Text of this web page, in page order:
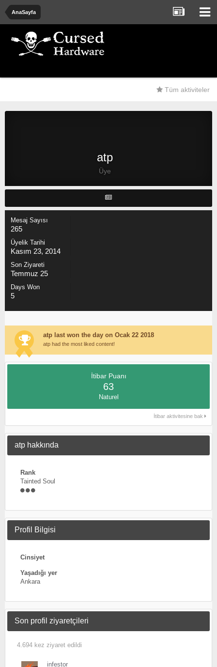
AnaSayfa
Tüm aktiviteler
atp
Üye
Mesaj Sayısı
265
Üyelik Tarihi
Kasım 23, 2014
Son Ziyareti
Temmuz 25
Days Won
5
atp last won the day on Ocak 22 2018
atp had the most liked content!
İtibar Puanı
63
Naturel
İtibar aktivitesine bak
atp hakkında
Rank
Tainted Soul
Profil Bilgisi
Cinsiyet
Yaşadığı yer
Ankara
Son profil ziyaretçileri
4.694 kez ziyaret edildi
infestor